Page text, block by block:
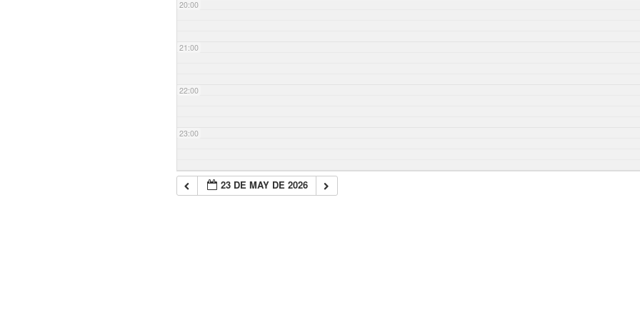
20:00
21:00
22:00
23:00
23 DE MAY DE 2026